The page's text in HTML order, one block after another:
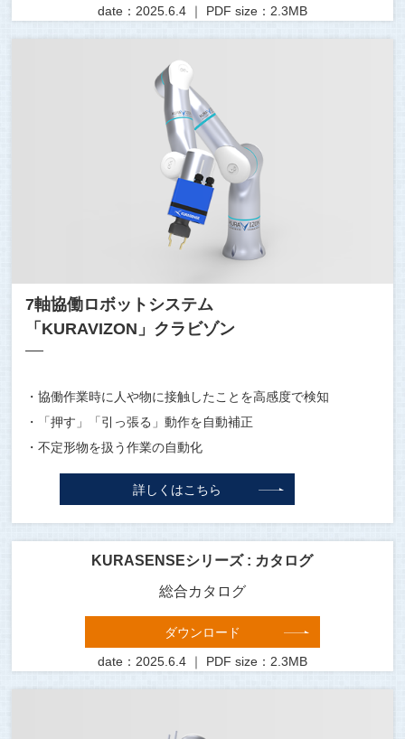
date：2025.6.4 ｜ PDF size：2.3MB
7軸協働ロボットシステム
「KURAVIZON」クラビゾン
・協働作業時に人や物に接触したことを高感度で検知
・「押す」「引っ張る」動作を自動補正
・不定形物を扱う作業の自動化
詳しくはこちら
KURASENSEシリーズ : カタログ
総合カタログ
ダウンロード
date：2025.6.4 ｜ PDF size：2.3MB